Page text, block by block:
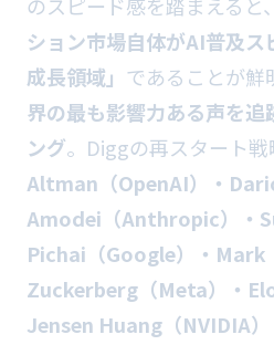
ション市場自体がAI普及
成長領域」 であることが鮮
界の最も影響力ある声を
ング。Diggの再スタート戦
Altman（OpenAI）・
Amodei（Anthropic）・
Pichai（Google）・Mark
Zuckerberg（Meta）・
Jensen Huang（NVIDIA